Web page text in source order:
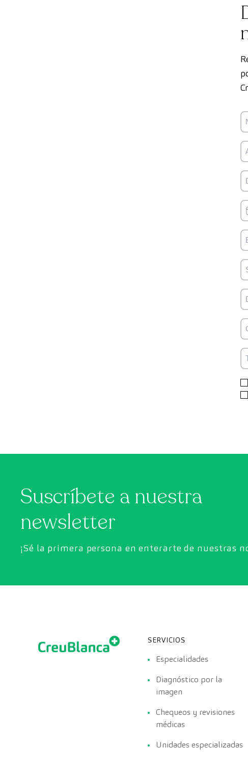
Suscríbete a nuestra
newsletter
¡Sé la primera persona en enterarte de nuestras
SERVICIOS
Especialidades
Diagnóstico por la
imagen
Chequeos y revisiones
médicas
Unidades especializadas